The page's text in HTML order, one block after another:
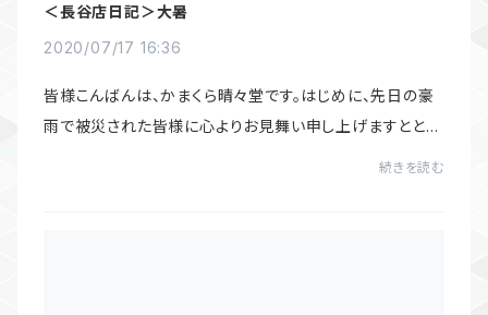
＜長谷店日記＞大暑
2020/07/17 16:36
皆様こんばんは、かまくら晴々堂です。はじめに、先日の豪
雨で被災された皆様に心よりお見舞い申し上げますととも
続きを読む